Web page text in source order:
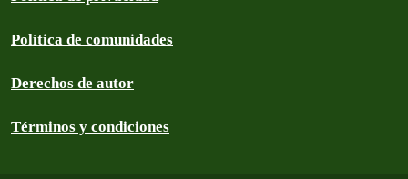
Política de comunidades
Derechos de autor
Términos y condiciones